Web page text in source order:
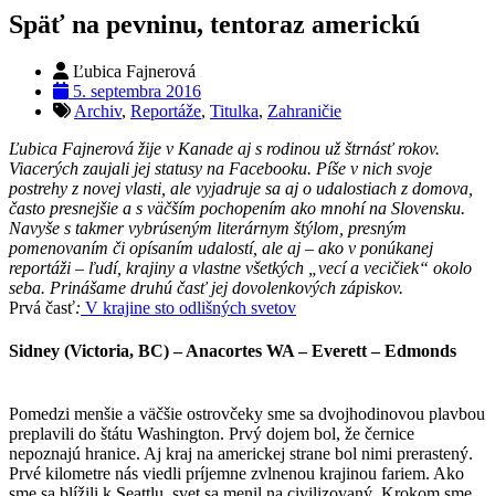
Späť na pevninu, tentoraz americkú
Ľubica Fajnerová
5. septembra 2016
Archiv, Reportáže, Titulka, Zahraničie
Ľubica Fajnerová žije v Kanade aj s rodinou už štrnásť rokov.
Viacerých zaujali jej statusy na Facebooku. Píše v nich svoje
postrehy z novej vlasti, ale vyjadruje sa aj o udalostiach z domova,
často presnejšie a s väčším pochopením ako mnohí na Slovensku.
Navyše s takmer vybrúseným literárnym štýlom, presným
pomenovaním či opísaním udalostí, ale aj – ako v ponúkanej
reportáži – ľudí, krajiny a vlastne všetkých „vecí a vecičiek“ okolo
seba. Prinášame druhú časť jej dovolenkových zápiskov.
Prvá časť: V krajine sto odlišných svetov
Sidney (Victoria, BC) – Anacortes WA – Everett – Edmonds
Pomedzi menšie a väčšie ostrovčeky sme sa dvojhodinovou plavbou
preplavili do štátu Washington. Prvý dojem bol, že černice
nepoznajú hranice. Aj kraj na americkej strane bol nimi prerastený.
Prvé kilometre nás viedli príjemne zvlnenou krajinou fariem. Ako